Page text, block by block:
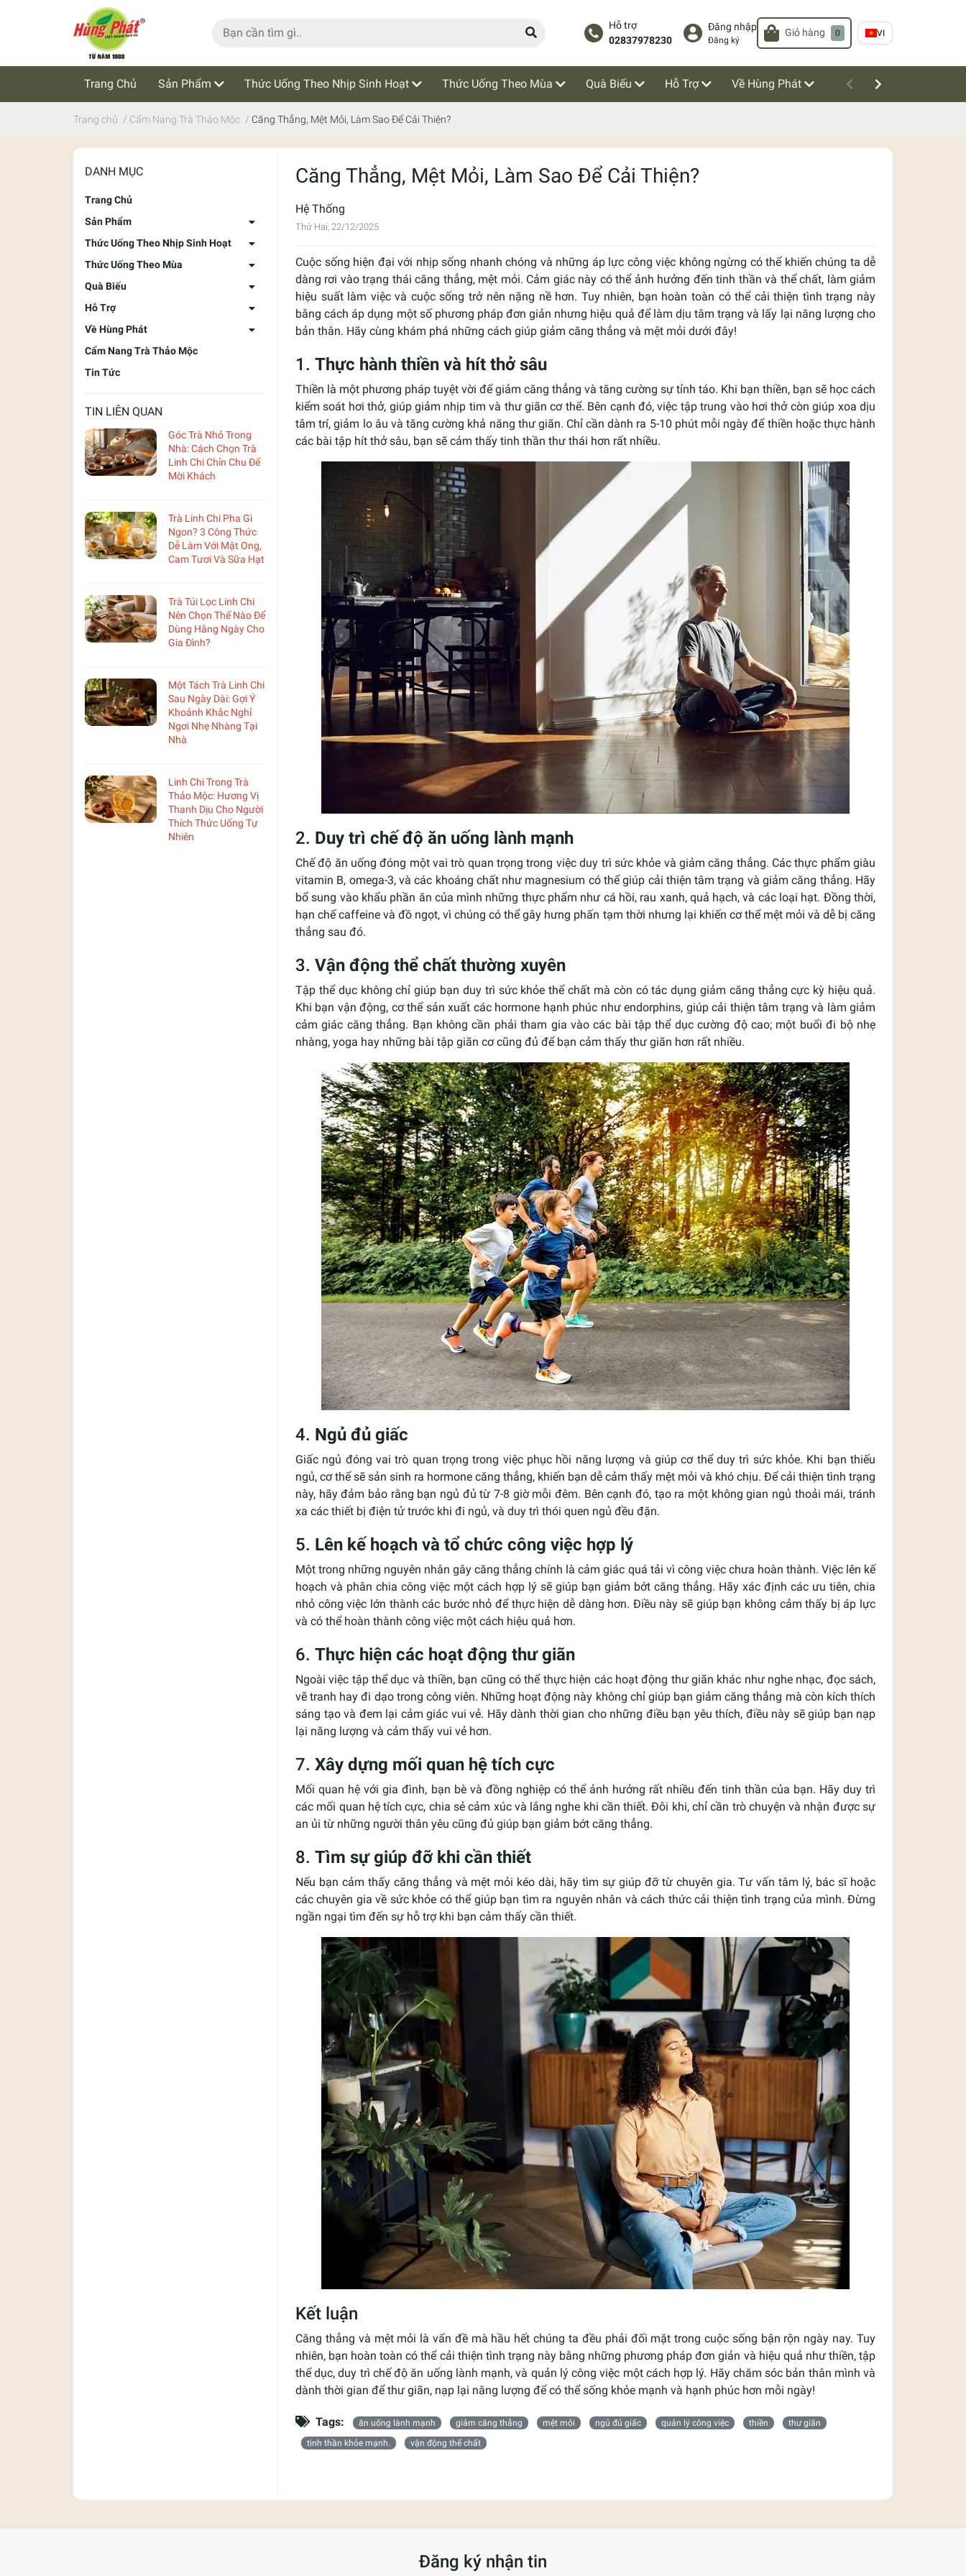
Hỗ trợ
02837978230
Đăng nhập
Đăng ký
Giỏ hàng 0 VI
Trang Chủ Sản Phẩm Thức Uống Theo Nhịp Sinh Hoạt Thức Uống Theo Mùa Quà Biếu Hỗ Trợ Về Hùng Phát
Cẩm Nang Trà Thảo Mộc Tin Tức
Trang chủ / Cẩm Nang Trà Thảo Mộc / Căng Thẳng, Mệt Mỏi, Làm Sao Để Cải Thiện?
DANH MỤC
Trang Chủ
Sản Phẩm
Thức Uống Theo Nhịp Sinh Hoạt
Thức Uống Theo Mùa
Quà Biếu
Hỗ Trợ
Về Hùng Phát
Cẩm Nang Trà Thảo Mộc
Tin Tức
TIN LIÊN QUAN
Góc Trà Nhỏ Trong
Nhà: Cách Chọn Trà
Linh Chi Chỉn Chu Để
Mời Khách
Trà Linh Chi Pha Gì
Ngon? 3 Công Thức
Dễ Làm Với Mật Ong,
Cam Tươi Và Sữa Hạt
Trà Túi Lọc Linh Chi
Nên Chọn Thế Nào Để
Dùng Hằng Ngày Cho
Gia Đình?
Một Tách Trà Linh Chi
Sau Ngày Dài: Gợi Ý
Khoảnh Khắc Nghỉ
Ngơi Nhẹ Nhàng Tại
Nhà
Linh Chi Trong Trà
Thảo Mộc: Hương Vị
Thanh Dịu Cho Người
Thích Thức Uống Tự
Nhiên
Căng Thẳng, Mệt Mỏi, Làm Sao Để Cải Thiện?
Hệ Thống
Thứ Hai, 22/12/2025
Cuộc sống hiện đại với nhịp sống nhanh chóng và những áp lực công việc không ngừng có thể khiến chúng ta dễ
dàng rơi vào trạng thái căng thẳng, mệt mỏi. Cảm giác này có thể ảnh hưởng đến tinh thần và thể chất, làm giảm
hiệu suất làm việc và cuộc sống trở nên nặng nề hơn. Tuy nhiên, bạn hoàn toàn có thể cải thiện tình trạng này
bằng cách áp dụng một số phương pháp đơn giản nhưng hiệu quả để làm dịu tâm trạng và lấy lại năng lượng cho
bản thân. Hãy cùng khám phá những cách giúp giảm căng thẳng và mệt mỏi dưới đây!
1. Thực hành thiền và hít thở sâu
Thiền là một phương pháp tuyệt vời để giảm căng thẳng và tăng cường sự tỉnh táo. Khi bạn thiền, bạn sẽ học cách
kiểm soát hơi thở, giúp giảm nhịp tim và thư giãn cơ thể. Bên cạnh đó, việc tập trung vào hơi thở còn giúp xoa dịu
tâm trí, giảm lo âu và tăng cường khả năng thư giãn. Chỉ cần dành ra 5-10 phút mỗi ngày để thiền hoặc thực hành
các bài tập hít thở sâu, bạn sẽ cảm thấy tinh thần thư thái hơn rất nhiều.
2. Duy trì chế độ ăn uống lành mạnh
Chế độ ăn uống đóng một vai trò quan trọng trong việc duy trì sức khỏe và giảm căng thẳng. Các thực phẩm giàu
vitamin B, omega-3, và các khoáng chất như magnesium có thể giúp cải thiện tâm trạng và giảm căng thẳng. Hãy
bổ sung vào khẩu phần ăn của mình những thực phẩm như cá hồi, rau xanh, quả hạch, và các loại hạt. Đồng thời,
hạn chế caffeine và đồ ngọt, vì chúng có thể gây hưng phấn tạm thời nhưng lại khiến cơ thể mệt mỏi và dễ bị căng
thẳng sau đó.
3. Vận động thể chất thường xuyên
Tập thể dục không chỉ giúp bạn duy trì sức khỏe thể chất mà còn có tác dụng giảm căng thẳng cực kỳ hiệu quả.
Khi bạn vận động, cơ thể sản xuất các hormone hạnh phúc như endorphins, giúp cải thiện tâm trạng và làm giảm
cảm giác căng thẳng. Bạn không cần phải tham gia vào các bài tập thể dục cường độ cao; một buổi đi bộ nhẹ
nhàng, yoga hay những bài tập giãn cơ cũng đủ để bạn cảm thấy thư giãn hơn rất nhiều.
4. Ngủ đủ giấc
Giấc ngủ đóng vai trò quan trọng trong việc phục hồi năng lượng và giúp cơ thể duy trì sức khỏe. Khi bạn thiếu
ngủ, cơ thể sẽ sản sinh ra hormone căng thẳng, khiến bạn dễ cảm thấy mệt mỏi và khó chịu. Để cải thiện tình trạng
này, hãy đảm bảo rằng bạn ngủ đủ từ 7-8 giờ mỗi đêm. Bên cạnh đó, tạo ra một không gian ngủ thoải mái, tránh
xa các thiết bị điện tử trước khi đi ngủ, và duy trì thói quen ngủ đều đặn.
5. Lên kế hoạch và tổ chức công việc hợp lý
Một trong những nguyên nhân gây căng thẳng chính là cảm giác quá tải vì công việc chưa hoàn thành. Việc lên kế
hoạch và phân chia công việc một cách hợp lý sẽ giúp bạn giảm bớt căng thẳng. Hãy xác định các ưu tiên, chia
nhỏ công việc lớn thành các bước nhỏ để thực hiện dễ dàng hơn. Điều này sẽ giúp bạn không cảm thấy bị áp lực
và có thể hoàn thành công việc một cách hiệu quả hơn.
6. Thực hiện các hoạt động thư giãn
Ngoài việc tập thể dục và thiền, bạn cũng có thể thực hiện các hoạt động thư giãn khác như nghe nhạc, đọc sách,
vẽ tranh hay đi dạo trong công viên. Những hoạt động này không chỉ giúp bạn giảm căng thẳng mà còn kích thích
sáng tạo và đem lại cảm giác vui vẻ. Hãy dành thời gian cho những điều bạn yêu thích, điều này sẽ giúp bạn nạp
lại năng lượng và cảm thấy vui vẻ hơn.
7. Xây dựng mối quan hệ tích cực
Mối quan hệ với gia đình, bạn bè và đồng nghiệp có thể ảnh hưởng rất nhiều đến tinh thần của bạn. Hãy duy trì
các mối quan hệ tích cực, chia sẻ cảm xúc và lắng nghe khi cần thiết. Đôi khi, chỉ cần trò chuyện và nhận được sự
an ủi từ những người thân yêu cũng đủ giúp bạn giảm bớt căng thẳng.
8. Tìm sự giúp đỡ khi cần thiết
Nếu bạn cảm thấy căng thẳng và mệt mỏi kéo dài, hãy tìm sự giúp đỡ từ chuyên gia. Tư vấn tâm lý, bác sĩ hoặc
các chuyên gia về sức khỏe có thể giúp bạn tìm ra nguyên nhân và cách thức cải thiện tình trạng của mình. Đừng
ngần ngại tìm đến sự hỗ trợ khi bạn cảm thấy cần thiết.
Kết luận
Căng thẳng và mệt mỏi là vấn đề mà hầu hết chúng ta đều phải đối mặt trong cuộc sống bận rộn ngày nay. Tuy
nhiên, bạn hoàn toàn có thể cải thiện tình trạng này bằng những phương pháp đơn giản và hiệu quả như thiền, tập
thể dục, duy trì chế độ ăn uống lành mạnh, và quản lý công việc một cách hợp lý. Hãy chăm sóc bản thân mình và
dành thời gian để thư giãn, nạp lại năng lượng để có thể sống khỏe mạnh và hạnh phúc hơn mỗi ngày!
Tags: ăn uống lành mạnh giảm căng thẳng mệt mỏi ngủ đủ giấc quản lý công việc thiền
thư giãn
tinh thần khỏe mạnh.
vận động thể chất
Đăng ký nhận tin